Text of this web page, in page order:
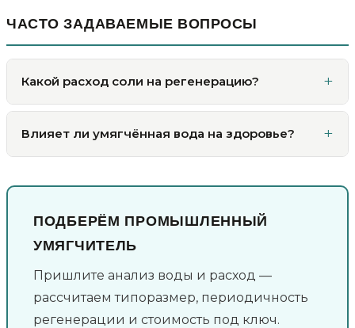
ЧАСТО ЗАДАВАЕМЫЕ ВОПРОСЫ
Какой расход соли на регенерацию?
Влияет ли умягчённая вода на здоровье?
ПОДБЕРЁМ ПРОМЫШЛЕННЫЙ
УМЯГЧИТЕЛЬ
Пришлите анализ воды и расход —
рассчитаем типоразмер, периодичность
регенерации и стоимость под ключ.